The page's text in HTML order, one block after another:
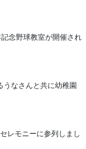
念野球教室が開催され
うなさんと共に幼稚園
レモニーに参列しまし